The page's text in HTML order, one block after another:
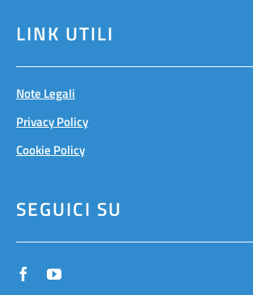
LINK UTILI
Note Legali
Privacy Policy
Cookie Policy
SEGUICI SU